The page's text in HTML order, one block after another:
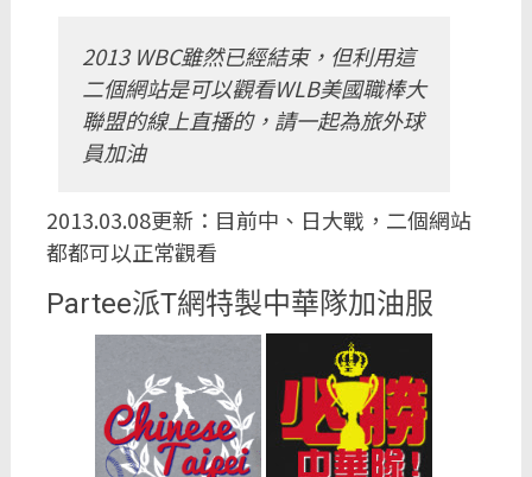
2013 WBC雖然已經結束，但利用這
二個網站是可以觀看WLB美國職棒大
聯盟的線上直播的，請一起為旅外球
員加油
2013.03.08更新：目前中、日大戰，二個網站
都都可以正常觀看
Partee派T網特製中華隊加油服